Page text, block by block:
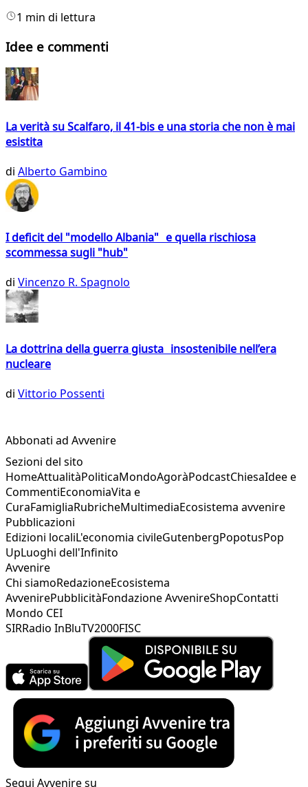
1 min di lettura
Idee e commenti
La verità su Scalfaro, il 41-bis e una storia che non è mai
esistita
di Alberto Gambino
I deficit del "modello Albania" e quella rischiosa
scommessa sugli "hub"
di Vincenzo R. Spagnolo
La dottrina della guerra giusta insostenibile nell’era
nucleare
di Vittorio Possenti
Abbonati ad Avvenire
Sezioni del sito
HomeAttualitàPoliticaMondoAgoràPodcastChiesaIdee e
CommentiEconomiaVita e
CuraFamigliaRubricheMultimediaEcosistema avvenire
Pubblicazioni
Edizioni localiL'economia civileGutenbergPopotusPop
UpLuoghi dell'Infinito
Avvenire
Chi siamoRedazioneEcosistema
AvvenirePubblicitàFondazione AvvenireShopContatti
Mondo CEI
SIRRadio InBluTV2000FISC
Segui Avvenire su